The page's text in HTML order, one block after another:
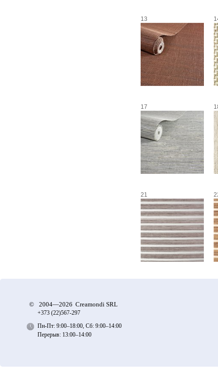
13
17
21
© 2004—2026 Creamondi SRL
+373 (22)567-297
Пн-Пт: 9:00–18:00, Сб: 9:00–14:00
Перерыв: 13:00–14:00